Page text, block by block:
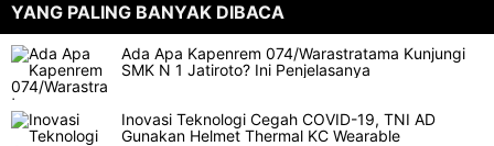
YANG PALING BANYAK DIBACA
Ada Apa Kapenrem 074/Warastratama Kunjungi
SMK N 1 Jatiroto? Ini Penjelasanya
Inovasi Teknologi Cegah COVID-19, TNI AD
Gunakan Helmet Thermal KC Wearable